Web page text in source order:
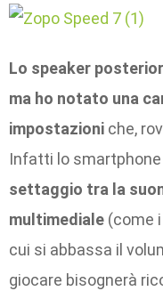
Lo speaker
ma ho notato una
impostazioni che,
Infatti lo smartphone
settaggio tra la
multimediale (come
cui si abbassa il
giocare bisognerà